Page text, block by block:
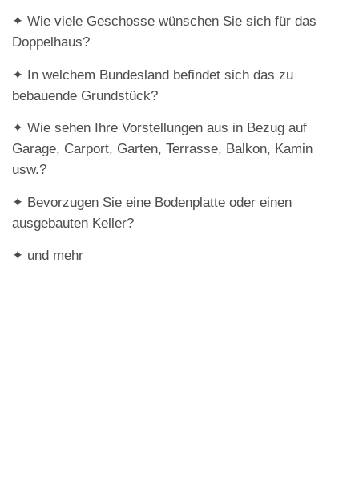
✦ Wie viele Geschosse wünschen Sie sich für das
Doppelhaus?
✦ In welchem Bundesland befindet sich das zu
bebauende Grundstück?
✦ Wie sehen Ihre Vorstellungen aus in Bezug auf
Garage, Carport, Garten, Terrasse, Balkon, Kamin
usw.?
✦ Bevorzugen Sie eine Bodenplatte oder einen
ausgebauten Keller?
✦ und mehr